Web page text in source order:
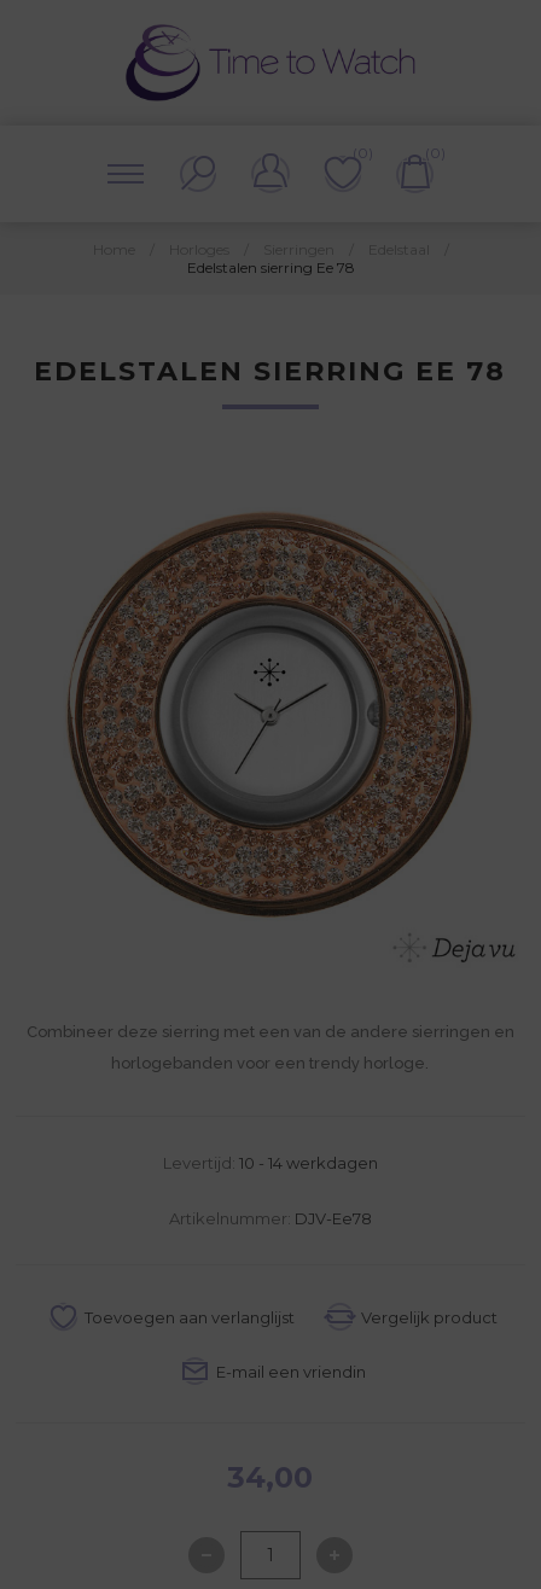
(0) (0)
Edelstalen sierring Ee 78
EDELSTALEN SIERRING EE 78
Combineer deze sierring met een van de andere sierringen en
horlogebanden voor een trendy horloge.
Levertijd: 10 - 14 werkdagen
Artikelnummer: DJV-Ee78
34,00